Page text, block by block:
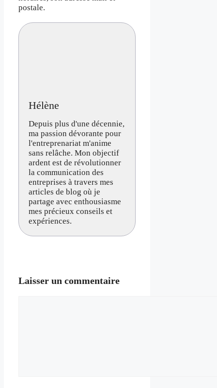
postale.
Hélène
Depuis plus d'une décennie,
ma passion dévorante pour
l'entreprenariat m'anime
sans relâche. Mon objectif
ardent est de révolutionner
la communication des
entreprises à travers mes
articles de blog où je
partage avec enthousiasme
mes précieux conseils et
expériences.
Laisser un commentaire